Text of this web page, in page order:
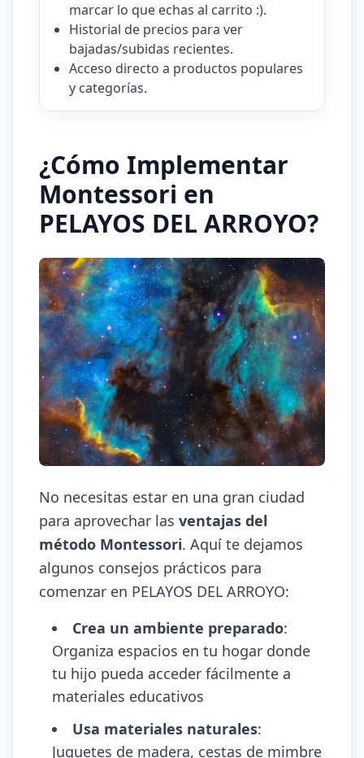
marcar lo que echas al carrito :).
Historial de precios para ver
bajadas/subidas recientes.
Acceso directo a productos populares
y categorías.
¿Cómo Implementar
Montessori en
PELAYOS DEL ARROYO?
No necesitas estar en una gran ciudad
para aprovechar las ventajas del
método Montessori. Aquí te dejamos
algunos consejos prácticos para
comenzar en PELAYOS DEL ARROYO:
Crea un ambiente preparado:
Organiza espacios en tu hogar donde
tu hijo pueda acceder fácilmente a
materiales educativos
Usa materiales naturales:
Juguetes de madera, cestas de mimbre